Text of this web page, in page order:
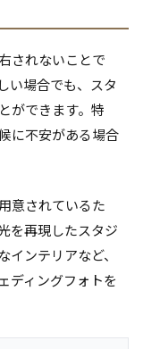
されないことで
い場合でも、スタ
ができます。特
に不安がある場合
意されているた
を再現したスタジ
ンテリアなど、
ディングフォトを